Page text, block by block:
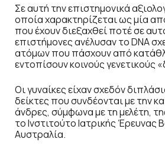
Σε αυτή την επιστημονικά
οποία χαρακτηρίζεται ως μία
που έχουν διεξαχθεί ποτέ σε
επιστήμονες ανέλυσαν το DNA
ατόμων που πάσχουν από
εντοπίσουν κοινούς γενετικούς
Οι γυναίκες είχαν σχεδόν
δείκτες που συνδέονται με την
άνδρες, σύμφωνα με τη μελέτη,
το Ινστιτούτο Ιατρικής Έρευνας
Αυστραλία.